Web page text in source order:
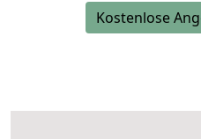
Kostenlose